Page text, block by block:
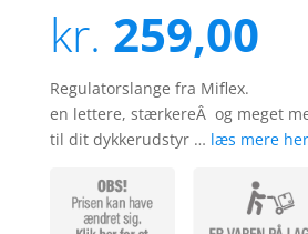
baseret
på
kundebedø
kr. 259,00
Regulatorslange fra Miflex.
en lettere, stærkereÂ og meget
til dit dykkerudstyr … læs mere her